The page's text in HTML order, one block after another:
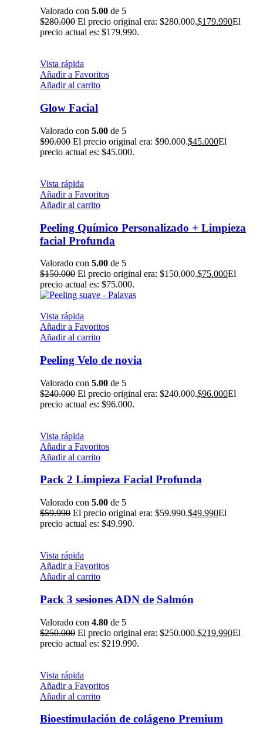
Valorado con 5.00 de 5
$280.000 El precio original era: $280.000.$179.990El
precio actual es: $179.990.
Vista rápida
Añadir a Favoritos
Añadir al carrito
Glow Facial
Valorado con 5.00 de 5
$90.000 El precio original era: $90.000.$45.000El
precio actual es: $45.000.
Vista rápida
Añadir a Favoritos
Añadir al carrito
Peeling Químico Personalizado + Limpieza
facial Profunda
Valorado con 5.00 de 5
$150.000 El precio original era: $150.000.$75.000El
precio actual es: $75.000.
Vista rápida
Añadir a Favoritos
Añadir al carrito
Peeling Velo de novia
Valorado con 5.00 de 5
$240.000 El precio original era: $240.000.$96.000El
precio actual es: $96.000.
Vista rápida
Añadir a Favoritos
Añadir al carrito
Pack 2 Limpieza Facial Profunda
Valorado con 5.00 de 5
$59.990 El precio original era: $59.990.$49.990El
precio actual es: $49.990.
Vista rápida
Añadir a Favoritos
Añadir al carrito
Pack 3 sesiones ADN de Salmón
Valorado con 4.80 de 5
$250.000 El precio original era: $250.000.$219.990El
precio actual es: $219.990.
Vista rápida
Añadir a Favoritos
Añadir al carrito
Bioestimulación de colágeno Premium